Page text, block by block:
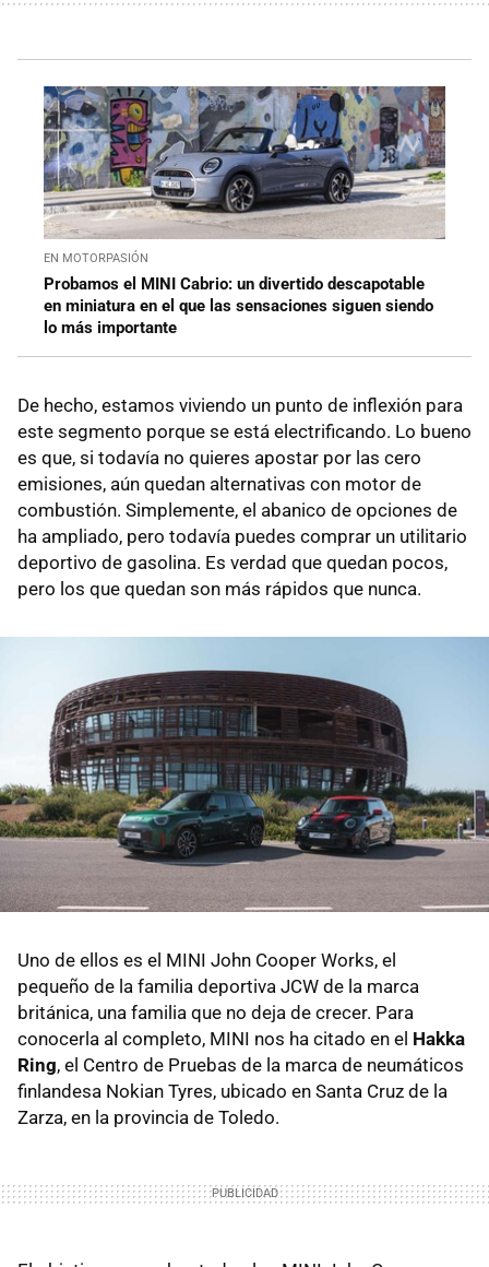
EN MOTORPASIÓN
Probamos el MINI Cabrio: un divertido descapotable
en miniatura en el que las sensaciones siguen siendo
lo más importante
De hecho, estamos viviendo un punto de inflexión para
este segmento porque se está electrificando. Lo bueno
es que, si todavía no quieres apostar por las cero
emisiones, aún quedan alternativas con motor de
combustión. Simplemente, el abanico de opciones de
ha ampliado, pero todavía puedes comprar un utilitario
deportivo de gasolina. Es verdad que quedan pocos,
pero los que quedan son más rápidos que nunca.
Uno de ellos es el MINI John Cooper Works, el
pequeño de la familia deportiva JCW de la marca
británica, una familia que no deja de crecer. Para
conocerla al completo, MINI nos ha citado en el Hakka
Ring, el Centro de Pruebas de la marca de neumáticos
finlandesa Nokian Tyres, ubicado en Santa Cruz de la
Zarza, en la provincia de Toledo.